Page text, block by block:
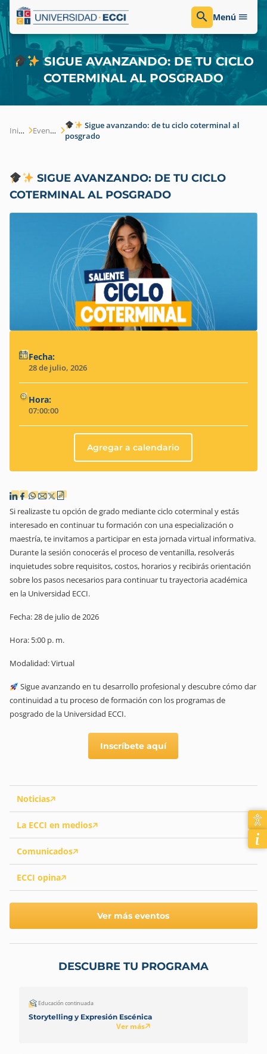
Menú
SIGUE AVANZANDO: DE TU CICLO
COTERMINAL AL POSGRADO
Inicio Eventos
Sigue avanzando: de tu ciclo coterminal al
posgrado
Noticias
La ECCI en medios
Comunicados
ECCI opina
Ver más eventos
SIGUE AVANZANDO: DE TU CICLO
COTERMINAL AL POSGRADO
Fecha:
28 de julio, 2026
Hora:
07:00:00
Agregar a calendario
Si realizaste tu opción de grado mediante ciclo coterminal y estás
interesado en continuar tu formación con una especialización o
maestría, te invitamos a participar en esta jornada virtual informativa.
Durante la sesión conocerás el proceso de ventanilla, resolverás
inquietudes sobre requisitos, costos, horarios y recibirás orientación
sobre los pasos necesarios para continuar tu trayectoria académica
en la Universidad ECCI.
Fecha: 28 de julio de 2026
Hora: 5:00 p. m.
Modalidad: Virtual
Sigue avanzando en tu desarrollo profesional y descubre cómo dar
continuidad a tu proceso de formación con los programas de
posgrado de la Universidad ECCI.
Inscríbete aquí
DESCUBRE TU PROGRAMA
Educación continuada
Storytelling y Expresión Escénica
Ver más